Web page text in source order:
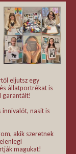
eljutsz egy
állatportrékat is
garantált!
innivalót, nasit is
akik szeretnek
magukat!